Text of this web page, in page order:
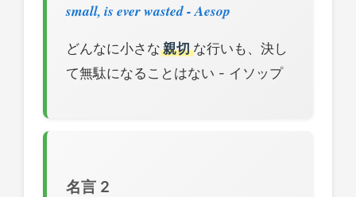
small, is ever wasted - Aesop
どんなに小さな 親切な行いも、決し
て無駄になることはない - イソップ
名言 2